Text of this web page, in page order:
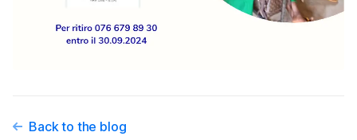
Back to the blog